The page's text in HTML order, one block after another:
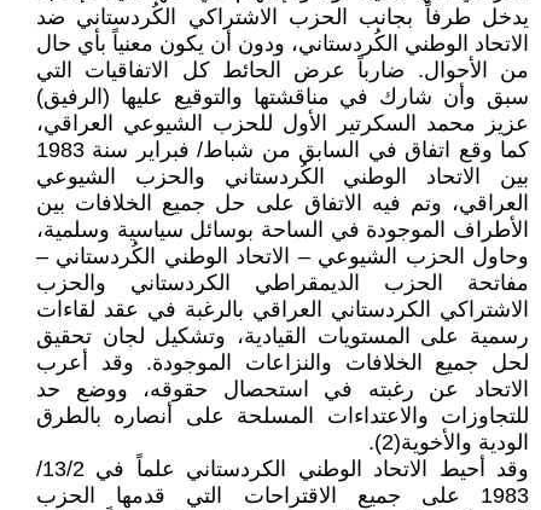
يدخل طرفاً بجانب الحزب الاشتراكي الكُردستاني ضد
الاتحاد الوطني الكُردستاني، ودون أن يكون معنياً بأي حال
من الأحوال. ضارباً عرض الحائط كل الاتفاقيات التي
سبق وأن شارك في مناقشتها والتوقيع عليها (الرفيق)
عزيز محمد السكرتير الأول للحزب الشيوعي العراقي،
كما وقع اتفاق في السابق من شباط/ فبراير سنة 1983
بين الاتحاد الوطني الكُردستاني والحزب الشيوعي
العراقي، وتم فيه الاتفاق على حل جميع الخلافات بين
الأطراف الموجودة في الساحة بوسائل سياسية وسلمية،
وحاول الحزب الشيوعي – الاتحاد الوطني الكُردستاني –
مفاتحة الحزب الديمقراطي الكردستاني والحزب
الاشتراكي الكردستاني العراقي بالرغبة في عقد لقاءات
رسمية على المستويات القيادية، وتشكيل لجان تحقيق
لحل جميع الخلافات والنزاعات الموجودة. وقد أعرب
الاتحاد عن رغبته في استحصال حقوقه، ووضع حد
للتجاوزات والاعتداءات المسلحة على أنصاره بالطرق
الودية والأخوية(2).
وقد أحيط الاتحاد الوطني الكردستاني علماً في 13/2/
1983 على جميع الاقتراحات التي قدمها الحزب